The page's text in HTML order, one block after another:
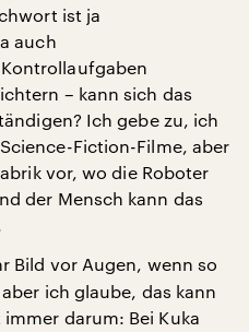
ist ja
auch
– kann sich das
Ich gebe zu, ich
Fiction-Filme, aber
vor, wo die Roboter
der Mensch kann das
Bild vor Augen, wenn so
ich glaube, das kann
darum: Bei Kuka